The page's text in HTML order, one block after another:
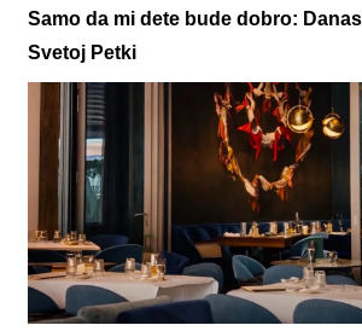
Samo da mi dete bude dobro:
Svetoj Petki